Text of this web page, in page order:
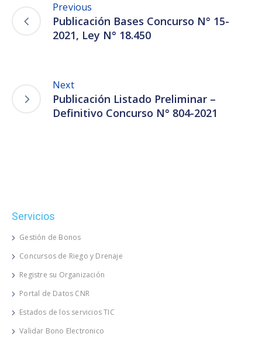
Previous
Publicación Bases Concurso N° 15-
2021, Ley N° 18.450
Next
Publicación Listado Preliminar –
Definitivo Concurso N° 804-2021
Servicios
Gestión de Bonos
Concursos de Riego y Drenaje
Registre su Organización
Portal de Datos CNR
Estados de los servicios TIC
Validar Bono Electronico